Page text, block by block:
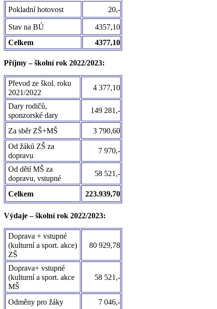
Pokladní hotovost 20,-
Stav na BÚ
4357,10
Celkem
4377,10
Příjmy – školní rok 2022/2023:
Převod ze škol. roku
2021/2022
4 377,10
Dary rodičů,
sponzorské dary
149 281,-
Za sběr ZŠ+MŠ
3 790,60
Od žáků ZŠ za
dopravu
7 970,-
Od dětí MŠ za
dopravu, vstupné
58 521,-
Celkem 223.939,70
Výdaje – školní rok 2022/2023:
Doprava + vstupné
(kulturní a sport. akce)
ZŠ
80 929,78
Doprava+ vstupné
(kulturní a sport. akce
MŠ
58 521,-
Odměny pro žáky 7 046,-